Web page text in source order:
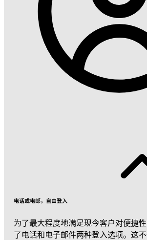
电话或电邮，自由登入
为了最大程度地满足现今客户对便捷
了电话和电子邮件两种登入选项。这